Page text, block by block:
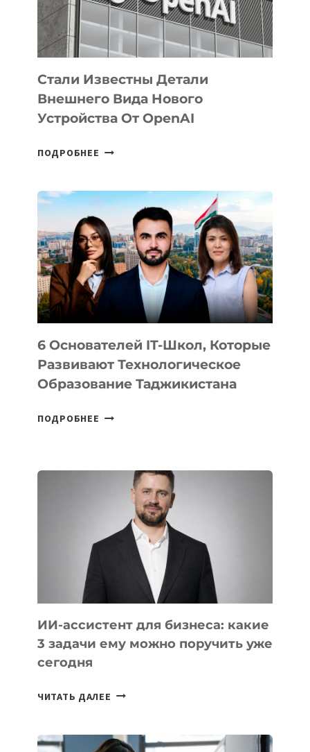
ЭКОСИСТЕМЫ
ИСКУССТВЕННОГО
ИНТЕЛЛЕКТА
Стали Известны Детали
Внешнего Вида Нового
Устройства От OpenAI
ПОДРОБНЕЕ СТАЛИ
ВНЕШНЕГО
ВИДА
НОВОГО
УСТРОЙСТВА
ОТ
OPENAI
6 Основателей IT-Школ, Которые
Развивают Технологическое
Образование Таджикистана
ПОДРОБНЕЕ
КОТОРЫЕ
РАЗВИВАЮТ
ТЕХНОЛОГИЧЕСКОЕ
ОБРАЗОВАНИЕ
ТАДЖИКИСТАНА
ИИ-ассистент для бизнеса: какие
3 задачи ему можно поручить уже
сегодня
ЧИТАТЬ ДАЛЕЕ ИИ-
БИЗНЕСА: